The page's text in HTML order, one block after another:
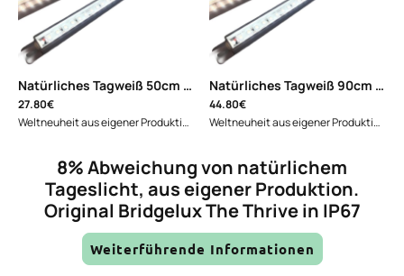
Natürliches Tagweiß 50cm "Thrive" |FL-2835W120ALU50
27.80€
Weltneuheit aus eigener Produktion nur bei uns!!!Revolutionäre LED-Technologie: Die erste natürliche Tageslicht-LED für eine gesunde und lebendige Umgebung in wasserdichter Ausführung. Stellen Sie sich vor, Sie könnten die Vorteile des natürlichen Tageslichts in Ihrem Zuhause, Aquarium oder Terrarium genießen. Unsere WellerLED-Lichtleisten machen dies möglich, mit einer Abweichung von nur 8% vom natürlichen Tageslicht. Unsere LED-Lichtleisten bieten: Natürliches Tageslicht mit nur 8% Abweichung Universelle Einsetzbarkeit in Aquaristik, Terraristik und Heimbeleuchtung Optimale Lichtqualität für Pflanzen, Tiere und Menschen IP67-Zertifizierung für höchste Sicherheit und Schutz 24-Volt-Betrieb für höchste Energieeffizienz Aluminium-Kühlprofil für optimale Wärmeableitung 2-Meter-Anschlusskabel mit Niedervoltstecker für einfache Installationbestes Binning. "Best Binning" bedeutet, dass jede LED sortiert wird und nur die besten verbaut werden."Best Binning" ist ein Indikator für Top-Qualität, da es eine präzise und kostspielige Selektion erfordert.Lieferumfang: Lichtleiste 2 drehbare Halterungsclips2m Anschlusskabel mit DC-Stecker 5,5*2,1mm und passendem Stecker mit losen Kabelenden zum Anschluss an TC Controller.Sichern Sie sich jetzt die Zukunft der Beleuchtungstechnologie und bestellen Sie unsere WellerLED-Lichtleisten! Wir freuen uns darauf, Ihnen die Vorteile unserer WellerLED-Lichtleisten zu bieten. Erleben Sie die positive Wirkung auf Ihre Pflanzen, Tiere und Ihre eigene Gesundheit und Ihr Wohlbefinden. Weiterführende Informationen Downloads: Deutsche Bedienungsanleitung zum Download Datenblatt zum Download Hersteller:WellerLED Licht für Pflanzen und Tiere Zum Stegacker 2 87541 Bad Hindelang Tel.: 08324-2530 Email: info@wellerled.com Sicherheitshinweise: Auf ausreichende Belüftung achten: Die Lichtleisten sind passiv gekühlt und ein Hitzestau verkürzt die Lebenszeit. Es dürfen nur Netzteile mit LED-Sicherheitszulassung angeschlossen werden. Auf die richtige Spannungsversorgung ist zu achten. Kein Betrieb in geschlossenen Meerwasser-Aquarien-Abdeckungen, da selbst das Schwitzwasser an den LED-Alu-Profilen zur Korrosion führt.
Natürliches Tagweiß 90cm "Thrive"
44.80€
Weltneuheit aus eigener Produktion nur bei uns!!!Revolutionäre LED-Technologie: Die erste natürliche Tageslicht-LED für eine gesunde und lebendige Umgebung in wasserdichter Ausführung. Stellen Sie sich vor, Sie könnten die Vorteile des natürlichen Tageslichts in Ihrem Zuhause, Aquarium oder Terrarium genießen. Unsere WellerLED-Lichtleisten machen dies möglich, mit einer Abweichung von nur 8% vom natürlichen Tageslicht. Unsere LED-Lichtleisten bieten: Natürliches Tageslicht mit nur 8% Abweichung Universelle Einsetzbarkeit in Aquaristik, Terraristik und Heimbeleuchtung Optimale Lichtqualität für Pflanzen, Tiere und Menschen IP67-Zertifizierung für höchste Sicherheit und Schutz 24-Volt-Betrieb für höchste Energieeffizienz Aluminium-Kühlprofil für optimale Wärmeableitung 2-Meter-Anschlusskabel mit Niedervoltstecker für einfache Installationbestes Binning. "Best Binning" bedeutet, dass jede LED sortiert wird und nur die besten verbaut werden."Best Binning" ist ein Indikator für Top-Qualität, da es eine präzise und kostspielige Selektion erfordert.Lieferumfang: Lichtleiste 2 drehbare Halterungsclips 2m Anschlusskabel mit DC-Stecker 5,5*2,1mm und passendem Stecker mit losen Kabelenden zum Anschluss an TC Controller. Sichern Sie sich jetzt die Zukunft der Beleuchtungstechnologie und bestellen Sie unsere WellerLED-Lichtleisten! Wir freuen uns darauf, Ihnen die Vorteile unserer WellerLED-Lichtleisten zu bieten. Erleben Sie die positive Wirkung auf Ihre Pflanzen, Tiere und Ihre eigene Gesundheit und Ihr Wohlbefinden. Weiterführende Informationen Downloads: Deutsche Bedienungsanleitung zum Download Datenblatt zum Download Hersteller:WellerLED Licht für Pflanzen und Tiere Zum Stegacker 2 87541 Bad Hindelang Tel.: 08324-2530 Email: info@wellerled.com Sicherheitshinweise: Auf ausreichende Belüftung achten: Die Lichtleisten sind passiv gekühlt und ein Hitzestau verkürzt die Lebenszeit. Es dürfen nur Netzteile mit LED-Sicherheitszulassung angeschlossen werden. Auf die richtige Spannungsversorgung ist zu achten. Kein Betrieb in geschlossenen Meerwasser-Aquarien-Abdeckungen, da selbst das Schwitzwasser an den LED-Alu-Profilen zur Korrosion führt.
8% Abweichung von natürlichem
Tageslicht, aus eigener Produktion.
Original Bridgelux The Thrive in IP67
Weiterführende Informationen